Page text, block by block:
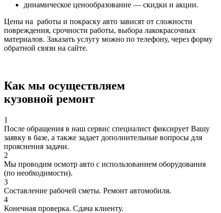
динамическое ценообразование — скидки и акции.
Цены на работы и покраску авто зависят от сложности
повреждения, срочности работы, выбора лакокрасочных
материалов. Заказать услугу можно по телефону, через форму
обратной связи на сайте.
Как мы осуществляем
кузовной ремонт
1
После обращения в наш сервис специалист фиксирует Вашу
заявку в базе, а также задает дополнительные вопросы для
прояснения задачи.
2
Мы проводим осмотр авто с использованием оборудования
(по необходимости).
3
Составление рабочей сметы. Ремонт автомобиля.
4
Конечная проверка. Сдача клиенту.